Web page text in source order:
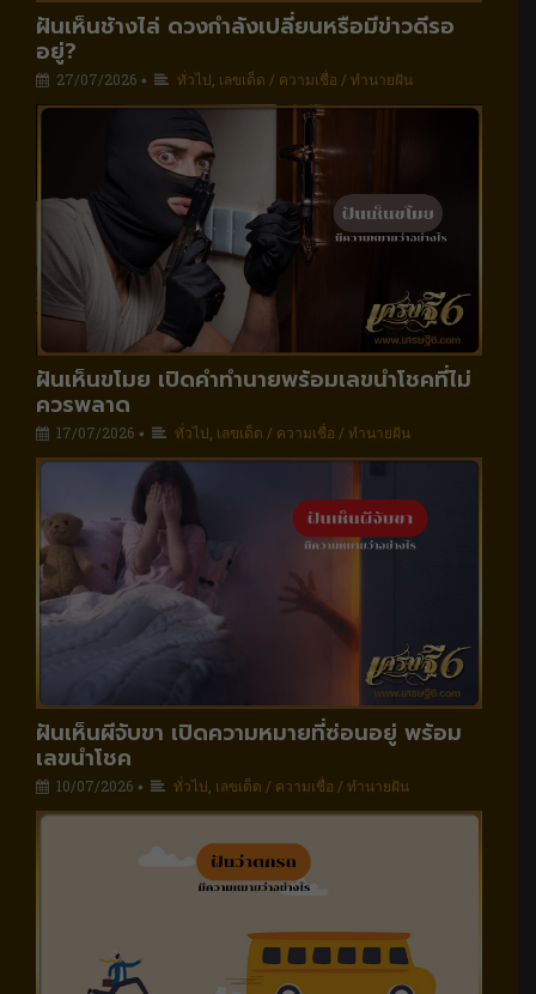
ฝันเห็นช้างไล่ ดวงกำลังเปลี่ยนหรือมีข่าวดีรอ
อยู่?
27/07/2026 • ทั่วไป เลขเด็ด / ความเชื่อ / ทำนายฝัน
ฝันเห็นขโมย เปิดคำทำนายพร้อมเลขนำโชคที่ไม่
ควรพลาด
17/07/2026 • ทั่วไป เลขเด็ด / ความเชื่อ / ทำนายฝัน
ฝันเห็นผีจับขา เปิดความหมายที่ซ่อนอยู่ พร้อม
เลขนำโชค
10/07/2026 • ทั่วไป เลขเด็ด / ความเชื่อ / ทำนายฝัน